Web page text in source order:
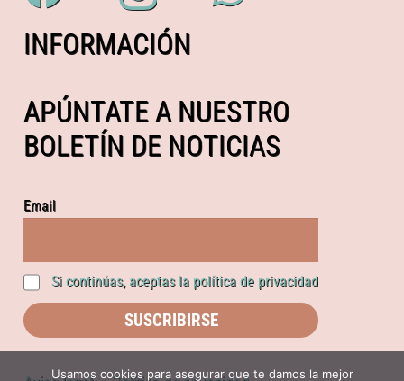
INFORMACIÓN
APÚNTATE A NUESTRO
BOLETÍN DE NOTICIAS
Email
Si continúas, aceptas la política de privacidad
Usamos cookies para asegurar que te damos la mejor